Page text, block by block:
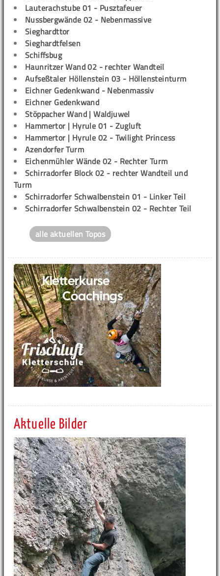
Lauterachstube 01 - Pusztafeuer
Nussbergwände 02 - Nebenmassive
Sieghardttor
Sieghardtfelsen
Schiffsbug
Haunritzer Wand 02 - rechter Wandteil
Aufseßtaler Höllenstein 03 - Höllensteinturm
Eichner Gedenkwand - Nebenmassiv
Eichner Gedenkwand
Stöppacher Wand | Waldjuwel
Hammertor | Hyrule 01 - Zugluft
Hammertor | Hyrule 02 - Twilight Princess
Azendorfer Turm
Eichenmühler Wände 02 - Rechter Turm
Schirradorfer Block 02 - rechter Wandteil und
Turm
Schirradorfer Schwalbenstein 01 - Linker Teil
Schirradorfer Schwalbenstein 02 - Rechter Teil
alle aktuellen Topos
Aktuelle Bilder